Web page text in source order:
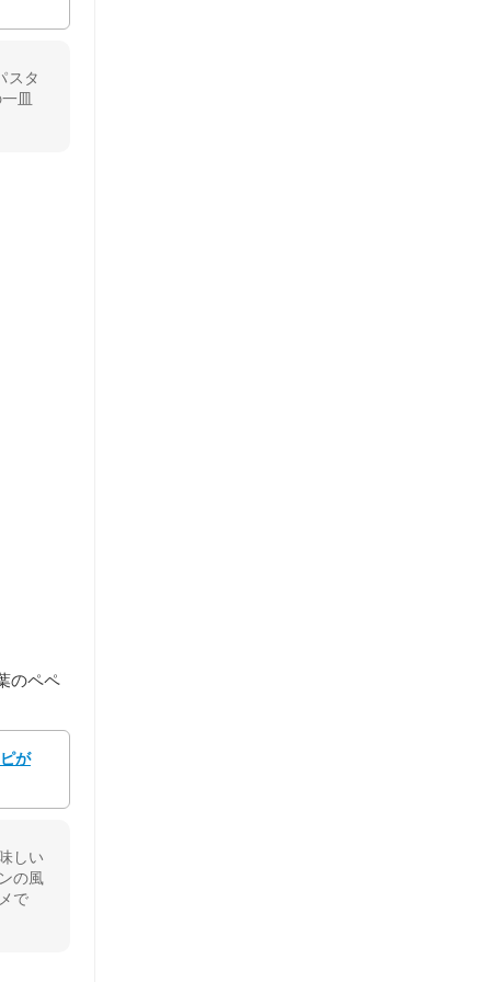
スタ
皿
のペペ
が
しい
の風
で